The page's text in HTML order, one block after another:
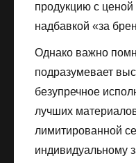
продукцию с
надбавкой «за
Однако важно
подразумевает
безупречное
лучших
лимитированной
индивидуальному